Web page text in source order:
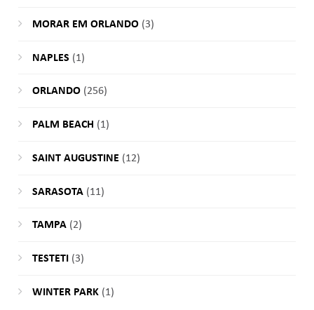
MORAR EM ORLANDO(3)
NAPLES (1)
ORLANDO(256)
PALM BEACH (1)
SAINT AUGUSTINE (12)
SARASOTA(11)
TAMPA(2)
TESTETI (3)
WINTER PARK(1)